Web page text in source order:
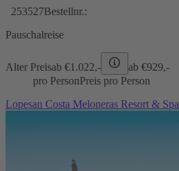
253527Bestellnr.:
Pauschalreise
Alter Preisab €1.022,- ab €929,-
pro PersonPreis pro Person
Lopesan Costa Meloneras Resort & Spa